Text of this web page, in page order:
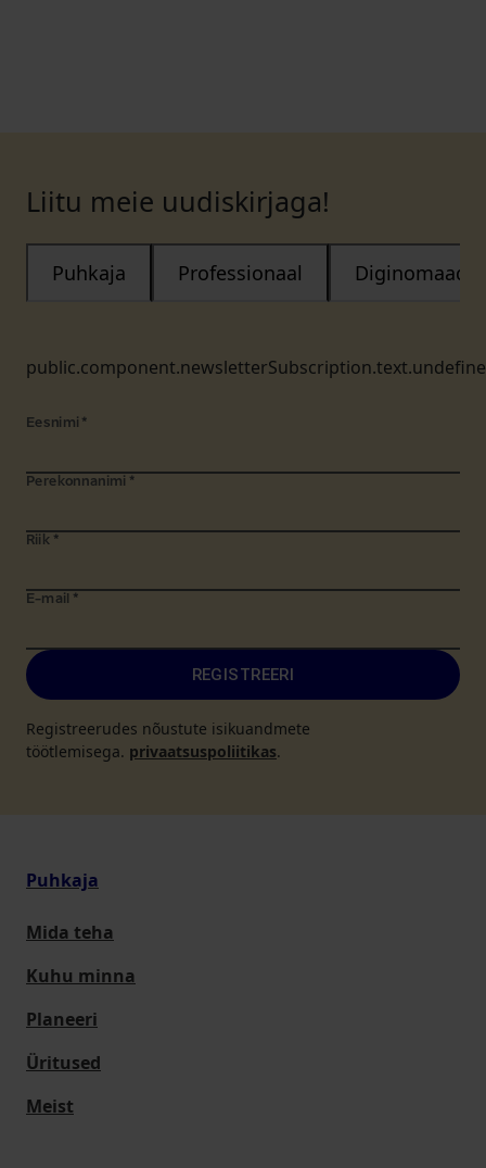
Liitu meie uudiskirjaga!
Puhkaja Professionaal Diginomaad
Eesnimi *
Perekonnanimi *
Riik *
E-mail *
REGISTREERI
Registreerudes nõustute isikuandmete
töötlemisega. privaatsuspoliitikas.
Puhkaja
Mida teha
Kuhu minna
Planeeri
Üritused
Meist